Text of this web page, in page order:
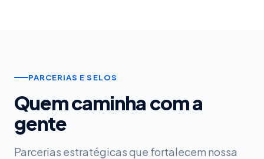
PARCERIAS E SELOS
Quem caminha com a
gente
Parcerias estratégicas que fortalecem nossa